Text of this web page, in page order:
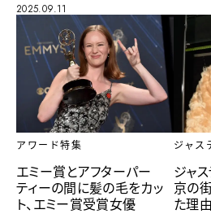
2025.09.11
アワード特集
エミー賞とアフターパー
ティーの間に髪の毛をカッ
ト、エミー賞受賞女優
ジャス
ジャ
京の
た理由